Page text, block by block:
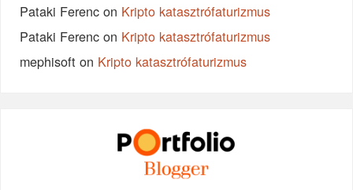
Pataki Ferenc on Kripto katasztrófaturizmus
Pataki Ferenc on Kripto katasztrófaturizmus
mephisoft on Kripto katasztrófaturizmus